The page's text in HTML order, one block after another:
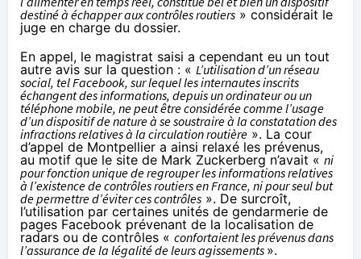
destiné à échapper aux contrôles routiers » considérait le
juge en charge du dossier.
En appel, le magistrat saisi a cependant eu un tout
autre avis sur la question : « L’utilisation d’un réseau
social, tel Facebook, sur lequel les internautes inscrits
échangent des informations, depuis un ordinateur ou un
téléphone mobile, ne peut être considérée comme l’usage
d’un dispositif de nature à se soustraire à la constatation des
infractions relatives à la circulation routière ». La cour
d’appel de Montpellier a ainsi relaxé les prévenus,
au motif que le site de Mark Zuckerberg n’avait «ni
pour fonction unique de regrouper les informations relatives
à l’existence de contrôles routiers en France, ni pour seul but
de permettre d’éviter ces contrôles ». De surcroît,
l’utilisation par certaines unités de gendarmerie de
pages Facebook prévenant de la localisation de
radars ou de contrôles « confortaient les prévenus dans
l’assurance de la légalité de leurs agissements ».